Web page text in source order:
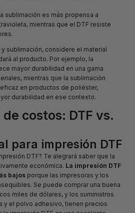
sublimación es más propensa a
mientras que el DTF resiste
y sublimación, considere el material
al producto. Por ejemplo, la
mayor durabilidad en una gama
mientras que la sublimación
en productos de poliéster,
durabilidad en ese contexto.
costos: DTF vs.
para impresión DTF
DTF? Te alegrará saber que la
económica. La impresión DTF
bajos porque las impresoras y los
Se puede comprar una buena
miles de dólares, y los suministros
y el polvo adhesivo, tienen precios